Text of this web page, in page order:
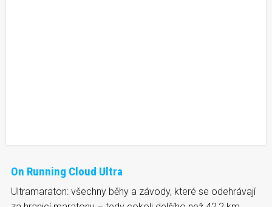
On Running Cloud Ultra
Ultramaraton: všechny běhy a závody, které se odehrávají